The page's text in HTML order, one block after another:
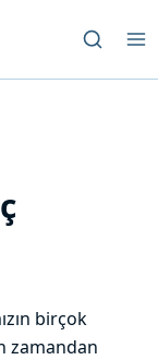
birçok
zamandan